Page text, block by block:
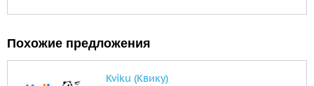
Похожие предложения
Kviku (Квику)